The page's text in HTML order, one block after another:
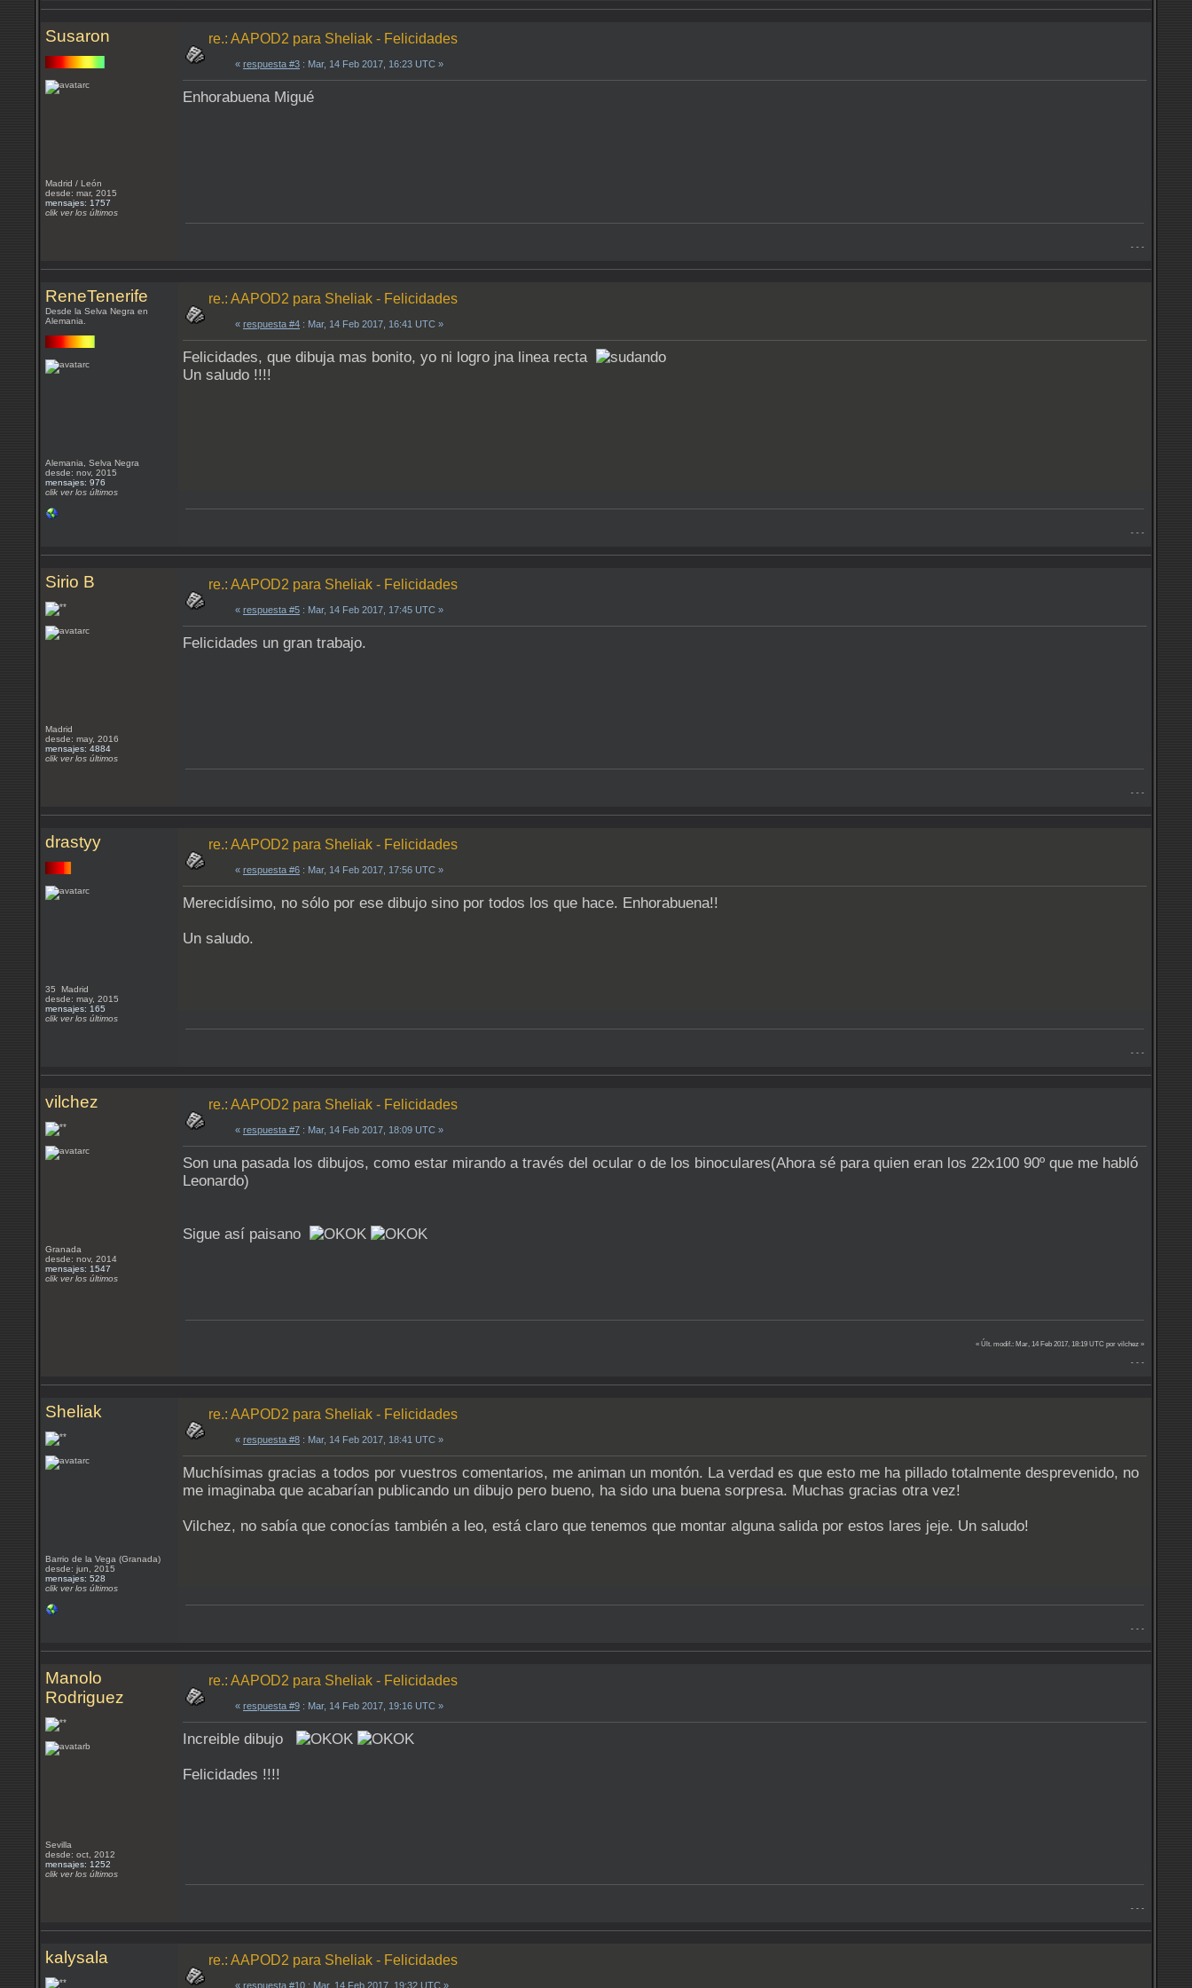
Susaron
Madrid / León
desde: mar, 2015
mensajes: 1757
clik ver los últimos
re.: AAPOD2 para Sheliak - Felicidades
« respuesta #3 : Mar, 14 Feb 2017, 16:23 UTC »
Enhorabuena Migué
- - -
ReneTenerife
Desde la Selva Negra en
Alemania.
Alemania, Selva Negra
desde: nov, 2015
mensajes: 976
clik ver los últimos
re.: AAPOD2 para Sheliak - Felicidades
« respuesta #4 : Mar, 14 Feb 2017, 16:41 UTC »
Felicidades, que dibuja mas bonito, yo ni logro jna linea recta
Un saludo !!!!
- - -
Sirio B
Madrid
desde: may, 2016
mensajes: 4884
clik ver los últimos
re.: AAPOD2 para Sheliak - Felicidades
« respuesta #5 : Mar, 14 Feb 2017, 17:45 UTC »
Felicidades un gran trabajo.
- - -
drastyy
35 Madrid
desde: may, 2015
mensajes: 165
clik ver los últimos
re.: AAPOD2 para Sheliak - Felicidades
« respuesta #6 : Mar, 14 Feb 2017, 17:56 UTC »
Merecidísimo, no sólo por ese dibujo sino por todos los que hace. Enhorabuena!!
Un saludo.
- - -
vilchez
Granada
desde: nov, 2014
mensajes: 1547
clik ver los últimos
re.: AAPOD2 para Sheliak - Felicidades
« respuesta #7 : Mar, 14 Feb 2017, 18:09 UTC »
Son una pasada los dibujos, como estar mirando a través del ocular o de los binoculares(Ahora sé para quien eran los 22x100 90º que me habló
Leonardo)
Sigue así paisano
« Últ. modif.: Mar, 14 Feb 2017, 18:19 UTC por vilchez »
- - -
Sheliak
Barrio de la Vega (Granada)
desde: jun, 2015
mensajes: 528
clik ver los últimos
re.: AAPOD2 para Sheliak - Felicidades
« respuesta #8 : Mar, 14 Feb 2017, 18:41 UTC »
Muchísimas gracias a todos por vuestros comentarios, me animan un montón. La verdad es que esto me ha pillado totalmente desprevenido, no
me imaginaba que acabarían publicando un dibujo pero bueno, ha sido una buena sorpresa. Muchas gracias otra vez!
Vilchez, no sabía que conocías también a leo, está claro que tenemos que montar alguna salida por estos lares jeje. Un saludo!
- - -
Manolo
Rodriguez
Sevilla
desde: oct, 2012
mensajes: 1252
clik ver los últimos
re.: AAPOD2 para Sheliak - Felicidades
« respuesta #9 : Mar, 14 Feb 2017, 19:16 UTC »
Increible dibujo
Felicidades !!!!
- - -
kalysala re.: AAPOD2 para Sheliak - Felicidades
« respuesta #10 : Mar, 14 Feb 2017, 19:32 UTC »